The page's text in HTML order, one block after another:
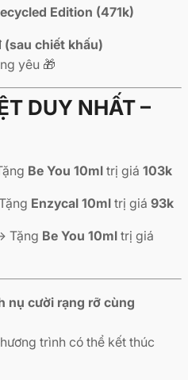
Edition (471k)
chiết khấu)
yêu 🎁
DUY NHẤT –
Be You 10ml trị giá 103k
Enzycal 10ml trị giá 93k
Tặng Be You 10ml trị giá
nụ cười rạng rỡ cùng
trình có thể kết thúc